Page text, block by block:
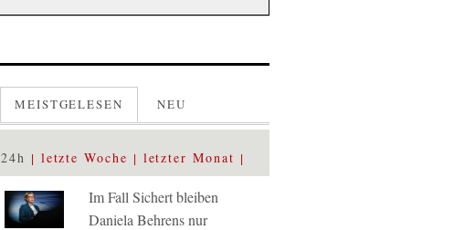
MEISTGELESEN NEU
24h letzte Woche letzter Monat
Im Fall Sichert bleiben
Daniela Behrens nur